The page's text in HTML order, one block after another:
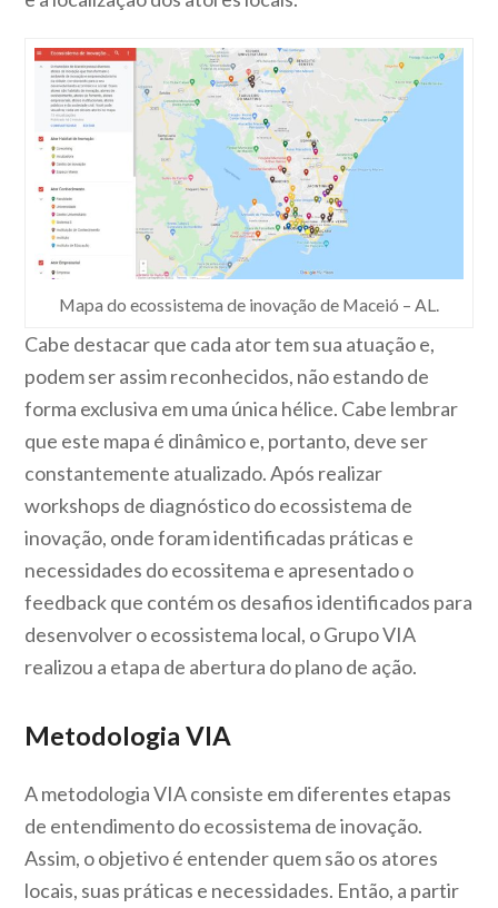
Mapa do ecossistema de inovação de Maceió – AL.
Cabe destacar que cada ator tem sua atuação e,
podem ser assim reconhecidos, não estando de
forma exclusiva em uma única hélice. Cabe lembrar
que este mapa é dinâmico e, portanto, deve ser
constantemente atualizado. Após realizar
workshops de diagnóstico do ecossistema de
inovação, onde foram identificadas práticas e
necessidades do ecossitema e apresentado o
feedback que contém os desafios identificados para
desenvolver o ecossistema local, o Grupo VIA
realizou a etapa de abertura do plano de ação.
Metodologia VIA
A metodologia VIA consiste em diferentes etapas
de entendimento do ecossistema de inovação.
Assim, o objetivo é entender quem são os atores
locais, suas práticas e necessidades. Então, a partir